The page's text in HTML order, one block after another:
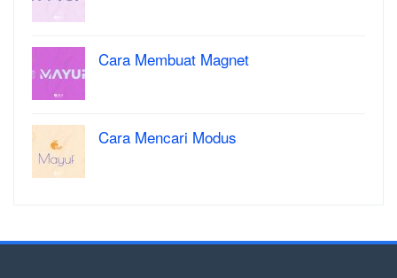
Cara Membuat Magnet
Cara Mencari Modus